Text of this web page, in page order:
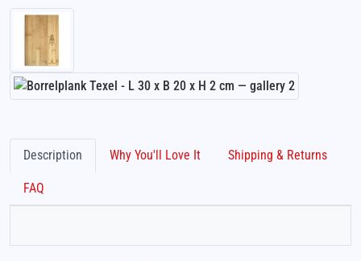
Description Why You'll Love It Shipping & Returns
FAQ